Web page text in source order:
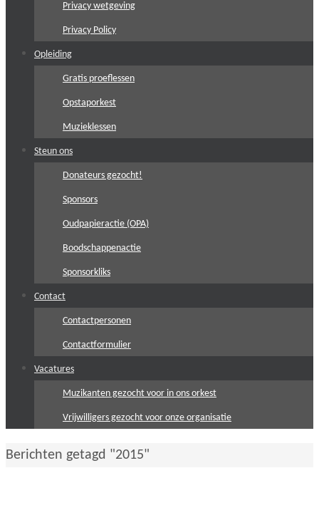
Privacy wetgeving
Privacy Policy
Opleiding
Gratis proeflessen
Opstaporkest
Muzieklessen
Steun ons
Donateurs gezocht!
Sponsors
Oudpapieractie (OPA)
Boodschappenactie
Sponsorkliks
Contact
Contactpersonen
Contactformulier
Vacatures
Muzikanten gezocht voor in ons orkest
Vrijwilligers gezocht voor onze organisatie
Home
Berichten getagd "2015"